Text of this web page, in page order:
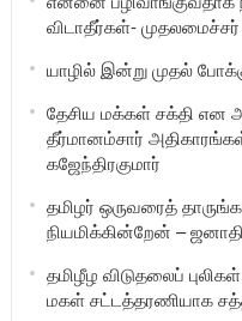
விடாதீர்கள்-
யாழில் இன்று முதல்
தேசிய மக்கள் சக்தி என
தீர்மானம்சார்
கஜேந்திரகுமார்
தமிழர் ஒருவரைத்
நியமிக்கின்றேன் –
தமிழீழ விடுதலைப்
மகள் சட்டத்தரணியாக